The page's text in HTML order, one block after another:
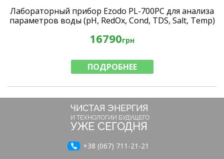
Лабораторный прибор Ezodo PL-700PC для анализа
параметров воды (рН, RedOx, Cond, TDS, Salt, Temp)
16790грн
ПОДРОБНЕЕ
ЧИСТАЯ ЭНЕРГИЯ
И ТЕХНОЛОГИИ БУДУЩЕГО
УЖЕ СЕГОДНЯ
+38 (067) 711-21-21